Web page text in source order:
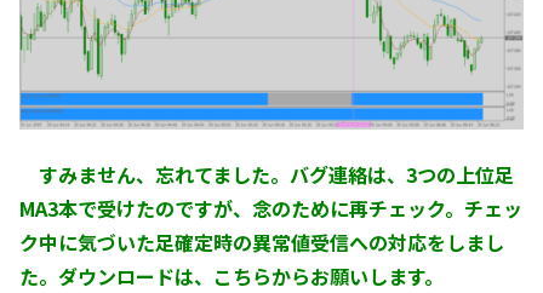
すみません、忘れてました。バグ連絡は、3つの上位足
MA3本で受けたのですが、念のために再チェック。チェッ
ク中に気づいた足確定時の異常値受信への対応をしまし
た。ダウンロードは、こちらからお願いします。